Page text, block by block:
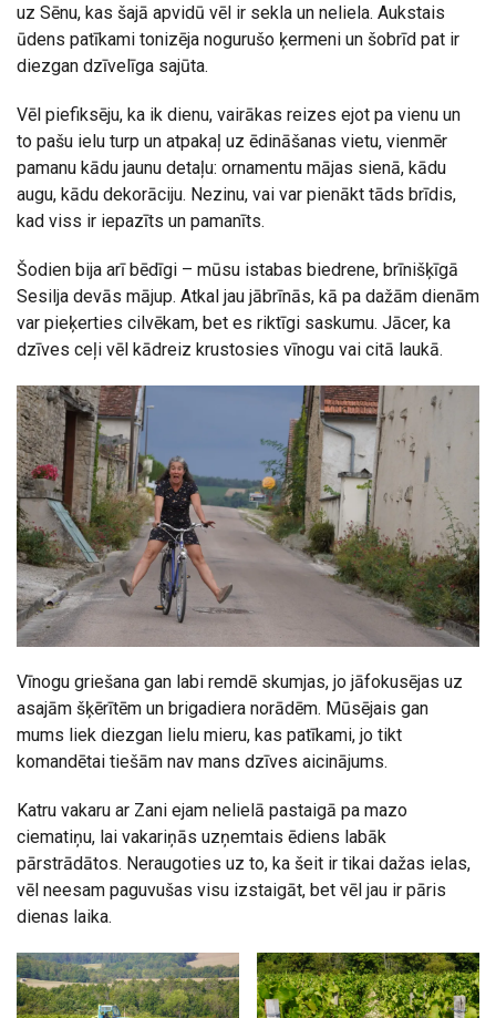
uz Sēnu, kas šajā apvidū vēl ir sekla un neliela. Aukstais
ūdens patīkami tonizēja nogurušo ķermeni un šobrīd pat ir
diezgan dzīvelīga sajūta.
Vēl piefiksēju, ka ik dienu, vairākas reizes ejot pa vienu un
to pašu ielu turp un atpakaļ uz ēdināšanas vietu, vienmēr
pamanu kādu jaunu detaļu: ornamentu mājas sienā, kādu
augu, kādu dekorāciju. Nezinu, vai var pienākt tāds brīdis,
kad viss ir iepazīts un pamanīts.
Šodien bija arī bēdīgi – mūsu istabas biedrene, brīnišķīgā
Sesilja devās mājup. Atkal jau jābrīnās, kā pa dažām dienām
var pieķerties cilvēkam, bet es riktīgi saskumu. Jācer, ka
dzīves ceļi vēl kādreiz krustosies vīnogu vai citā laukā.
Vīnogu griešana gan labi remdē skumjas, jo jāfokusējas uz
asajām šķērītēm un brigadiera norādēm. Mūsējais gan
mums liek diezgan lielu mieru, kas patīkami, jo tikt
komandētai tiešām nav mans dzīves aicinājums.
Katru vakaru ar Zani ejam nelielā pastaigā pa mazo
ciematiņu, lai vakariņās uzņemtais ēdiens labāk
pārstrādātos. Neraugoties uz to, ka šeit ir tikai dažas ielas,
vēl neesam paguvušas visu izstaigāt, bet vēl jau ir pāris
dienas laika.